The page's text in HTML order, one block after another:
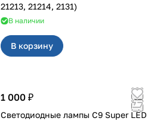
21213, 21214, 2131)
В наличии
В корзину
1 000 ₽
Светодиодные лампы C9 Super LED